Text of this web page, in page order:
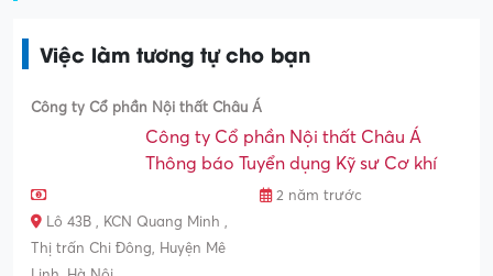
Việc làm tương tự cho bạn
Công ty Cổ phần Nội thất Châu Á
Công ty Cổ phần Nội thất Châu Á
Thông báo Tuyển dụng Kỹ sư Cơ khí
2 năm trước
Lô 43B , KCN Quang Minh ,
Thị trấn Chi Đông, Huyện Mê